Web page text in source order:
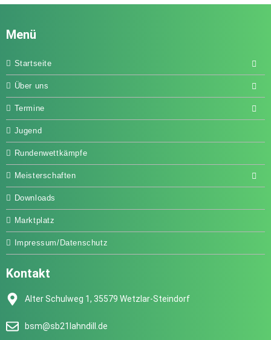
Menü
Startseite
Über uns
Termine
Jugend
Rundenwettkämpfe
Meisterschaften
Downloads
Marktplatz
Impressum/Datenschutz
Kontakt
Alter Schulweg 1, 35579 Wetzlar-Steindorf
bsm@sb21lahndill.de